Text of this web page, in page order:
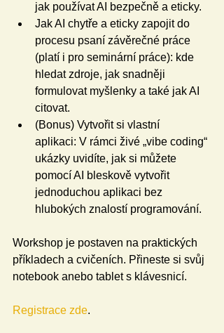
jak používat AI bezpečně a eticky.
Jak AI chytře a eticky zapojit do
procesu psaní závěrečné práce
(platí i pro seminární práce): kde
hledat zdroje, jak snadněji
formulovat myšlenky a také jak AI
citovat.
(Bonus) Vytvořit si vlastní
aplikaci: V rámci živé „vibe coding“
ukázky uvidíte, jak si můžete
pomocí AI bleskově vytvořit
jednoduchou aplikaci bez
hlubokých znalostí programování.
Workshop je postaven na praktických
příkladech a cvičeních. Přineste si svůj
notebook anebo tablet s klávesnicí.
Registrace zde.